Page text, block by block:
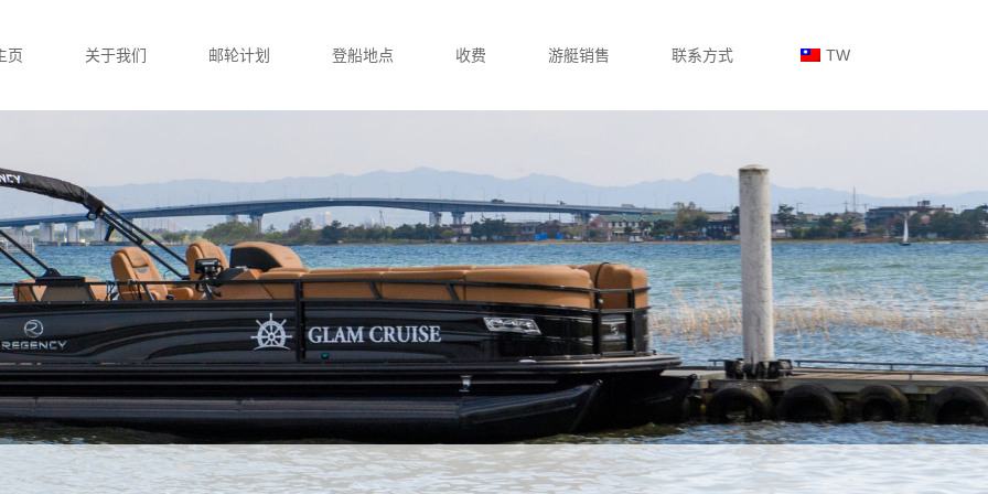
页 关于我们 邮轮计划 登船地点 收费 游艇销售 联系方式 TW